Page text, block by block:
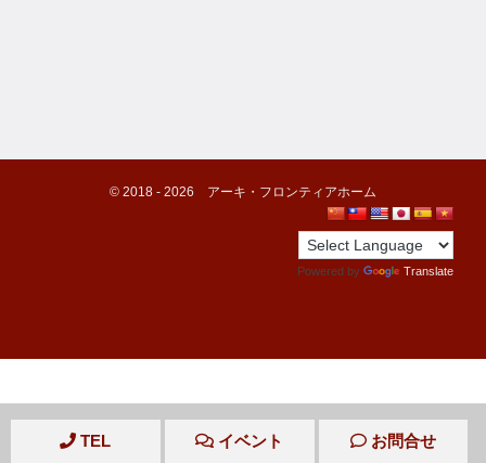
©️ 2018 - 2026 アーキ・フロンティアホーム
Powered by Translate
TEL イベント お問合せ